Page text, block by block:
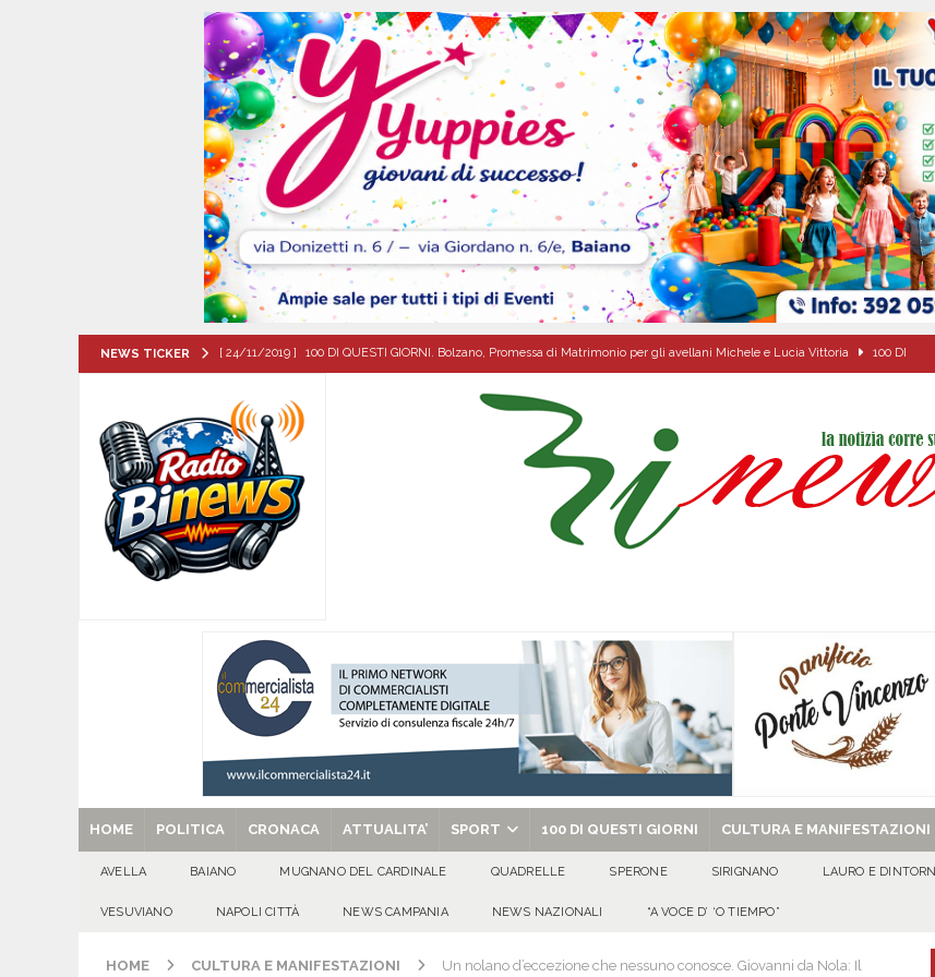
NEWS TICKER [ 24/11/2019 ] 100 DI QUESTI GIORNI. Bolzano, Promessa di Matrimonio per gli avellani Michele e Lucia Vittoria 100 DI
[ 06/08/2026 ] Il futuro è nelle nostre mani: pensiamo ai nostri figli prima che sia troppo tardi
[ 06/08/2026 ] BAIANESE. Piano di Zona Sociale A6, Salvatore Alaia passa al contrattacco: «I cittadini facciano valere i propri
diritti» EVIDENZA
[ 06/08/2026 ] PRESENTATA L’XI EDIZIONE DEL PALIO DELLE CONTRADE DI AQUILONIA: UN VIAGGIO TRA MEMORIA,
TRADIZIONI E COMUNITÀ
dai Carabinieri
[ 06/08/2026 ] ASL Avellino, il Direttore Generale Maria Concetta Conte replica alla FP CGIL: “Il PNRR rappresenta
un’opportunità di crescita della sanità territoriale. Il confronto sindacale si svolge nel rispetto delle regole contrattuali”
AVELLINO CITTÀ
[ 29/08/2025 ] SANT’Oggi. Venerdì 29 agosto la chiesa celebra il Martirio di san Giovanni Battista e santa Sabina
HOME POLITICA CRONACA ATTUALITA’ SPORT 100 DI QUESTI GIORNI CULTURA E MANIFESTAZIONI
AVELLA BAIANO MUGNANO DEL CARDINALE QUADRELLE SPERONE SIRIGNANO LAURO E DINTORNI
VESUVIANO NAPOLI CITTÀ NEWS CAMPANIA NEWS NAZIONALI “A VOCE D’ ‘O TIEMPO”
HOME CULTURA E MANIFESTAZIONI Un nolano d’eccezione che nessuno conosce. Giovanni da Nola: Il